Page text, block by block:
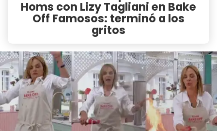
Homs con Lizy Tagliani en Bake
Off Famosos: terminó a los
gritos